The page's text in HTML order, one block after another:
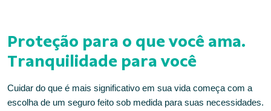
Proteção para o que você ama.
Tranquilidade para você
Cuidar do que é mais significativo em sua vida começa com a
escolha de um seguro feito sob medida para suas necessidades.